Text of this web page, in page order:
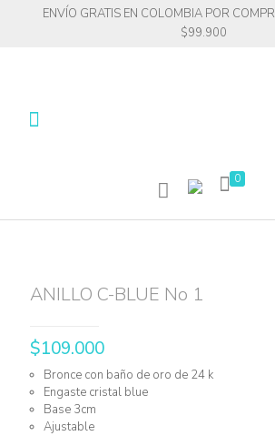
ENVÍO GRATIS EN COLOMBIA POR
$99.900
0
ANILLO C-BLUE No 1
$109.000
Bronce con baño de oro de 24 k
Engaste cristal blue
Base 3cm
Ajustable